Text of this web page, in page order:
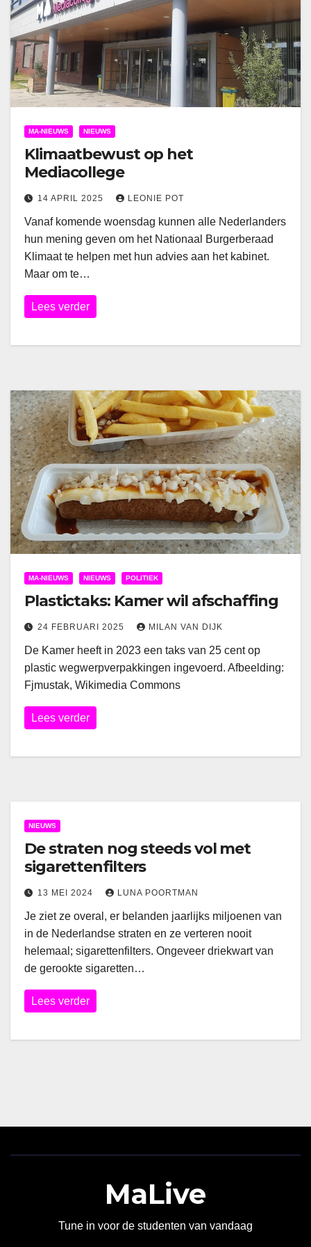
MA-NIEUWS NIEUWS
Klimaatbewust op het
Mediacollege
14 APRIL 2025 LEONIE POT
Vanaf komende woensdag kunnen alle Nederlanders
hun mening geven om het Nationaal Burgerberaad
Klimaat te helpen met hun advies aan het kabinet.
Maar om te…
Lees verder
MA-NIEUWS NIEUWS POLITIEK
Plastictaks: Kamer wil afschaffing
24 FEBRUARI 2025 MILAN VAN DIJK
De Kamer heeft in 2023 een taks van 25 cent op
plastic wegwerpverpakkingen ingevoerd. Afbeelding:
Fjmustak, Wikimedia Commons
Lees verder
NIEUWS
De straten nog steeds vol met
sigarettenfilters
13 MEI 2024 LUNA POORTMAN
Je ziet ze overal, er belanden jaarlijks miljoenen van
in de Nederlandse straten en ze verteren nooit
helemaal; sigarettenfilters. Ongeveer driekwart van
de gerookte sigaretten…
Lees verder
MaLive
Tune in voor de studenten van vandaag